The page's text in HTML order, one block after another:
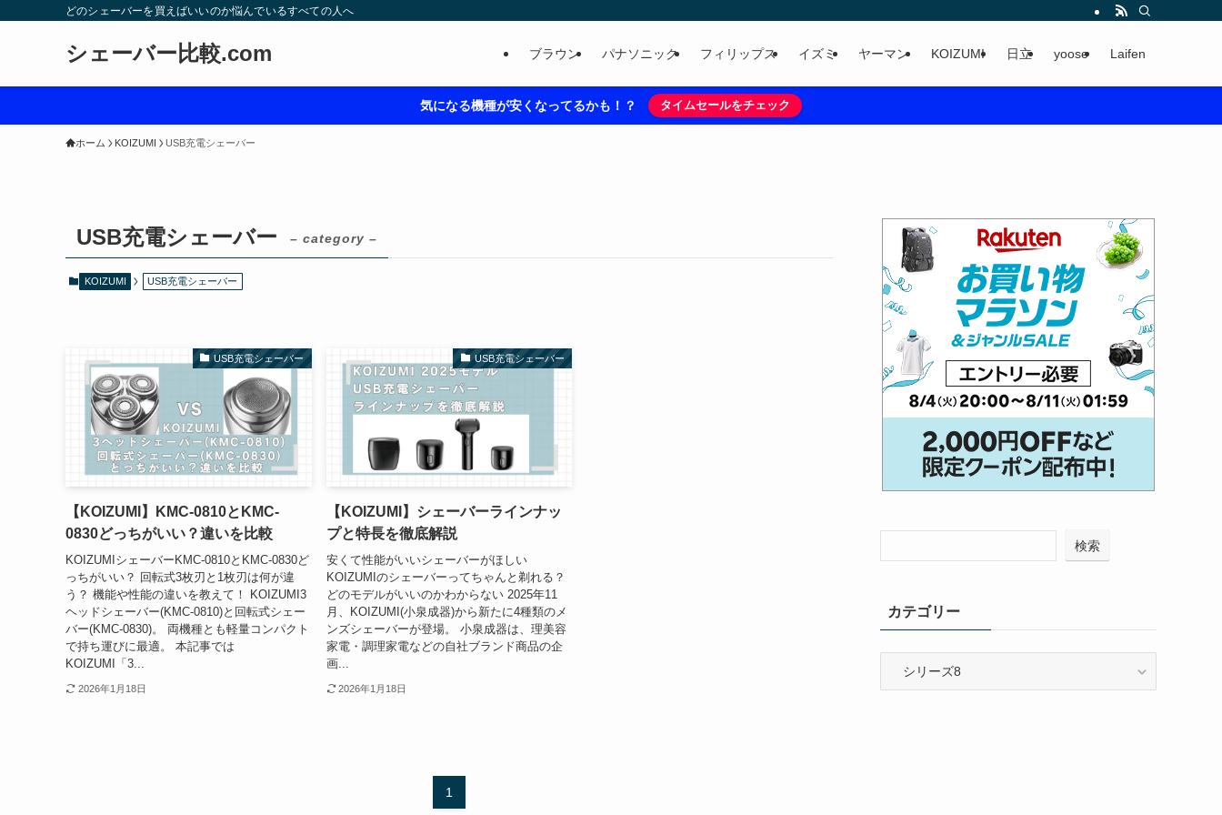
どのシェーバーを買えばいいのか悩んでいるすべての人へ
シェーバー比較.com ブラウン パナソニック フィリップス イズミ ヤーマン KOIZUMI 日立 yoose Laifen
気になる機種が安くなってるかも！？ タイムセールをチェック
ホーム KOIZUMI USB充電シェーバー
USB充電シェーバー – category –
KOIZUMI USB充電シェーバー
USB充電シェーバー
【KOIZUMI】KMC-0810とKMC-
0830どっちがいい？違いを比較
KOIZUMIシェーバーKMC-0810とKMC-0830ど
っちがいい？ 回転式3枚刃と1枚刃は何が違
う？ 機能や性能の違いを教えて！ KOIZUMI3
ヘッドシェーバー(KMC-0810)と回転式シェー
バー(KMC-0830)。 両機種とも軽量コンパクト
で持ち運びに最適。 本記事では
KOIZUMI「3...
2026年1月18日
USB充電シェーバー
【KOIZUMI】シェーバーラインナッ
プと特長を徹底解説
安くて性能がいいシェーバーがほしい
KOIZUMIのシェーバーってちゃんと剃れる？
どのモデルがいいのかわからない 2025年11
月、KOIZUMI(小泉成器)から新たに4種類のメ
ンズシェーバーが登場。 小泉成器は、理美容
家電・調理家電などの自社ブランド商品の企
画...
2026年1月18日
1
検索
カテゴリー